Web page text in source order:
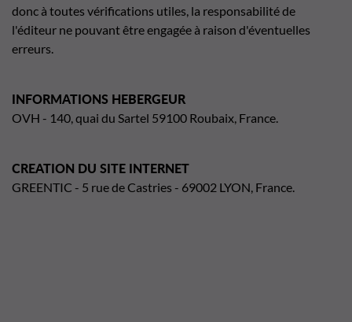
donc à toutes vérifications utiles, la responsabilité de
l'éditeur ne pouvant être engagée à raison d'éventuelles
erreurs.
INFORMATIONS HEBERGEUR
OVH - 140, quai du Sartel 59100 Roubaix, France.
CREATION DU SITE INTERNET
GREENTIC - 5 rue de Castries - 69002 LYON, France.